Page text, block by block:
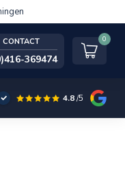
CONTACT
369474
0
4.8/5